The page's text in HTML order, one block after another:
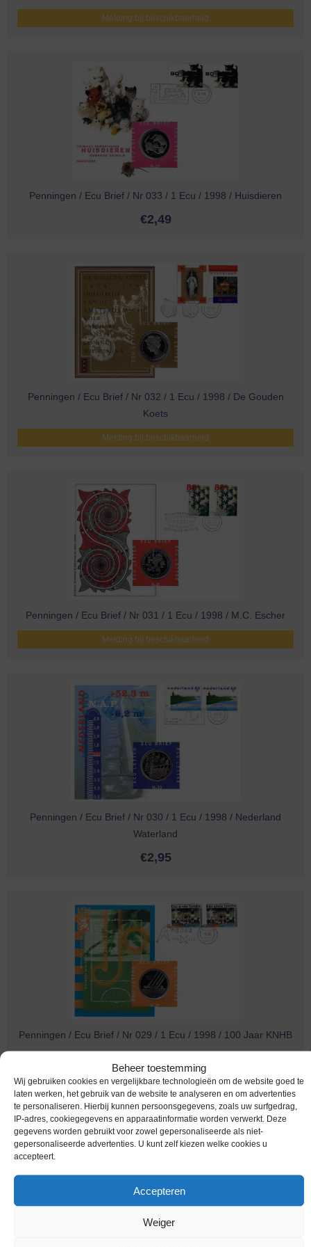
Beheer toestemming
Wij gebruiken cookies en vergelijkbare technologieën om de website goed te
laten werken, het gebruik van de website te analyseren en om advertenties
te personaliseren. Hierbij kunnen persoonsgegevens, zoals uw surfgedrag,
IP-adres, cookiegegevens en apparaatinformatie worden verwerkt. Deze
gegevens worden gebruikt voor zowel gepersonaliseerde als niet-
gepersonaliseerde advertenties. U kunt zelf kiezen welke cookies u
accepteert.
Accepteren
Weiger
Melding bij beschikbaarheid
Penningen / Ecu Brief / Nr 033 / 1 Ecu / 1998 / Huisdieren
€2,49
Penningen / Ecu Brief / Nr 032 / 1 Ecu / 1998 / De Gouden
Koets
Melding bij beschikbaarheid
Penningen / Ecu Brief / Nr 031 / 1 Ecu / 1998 / M.C. Escher
Melding bij beschikbaarheid
Penningen / Ecu Brief / Nr 030 / 1 Ecu / 1998 / Nederland
Waterland
€2,95
Penningen / Ecu Brief / Nr 029 / 1 Ecu / 1998 / 100 Jaar KNHB